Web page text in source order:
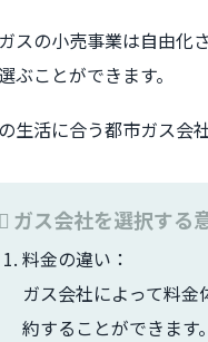
スの小売事業は自由化
ぶことができます。
生活に合う都市ガス会
ガス会社を選択する
料金の違い：
ガス会社によって料
約することができま